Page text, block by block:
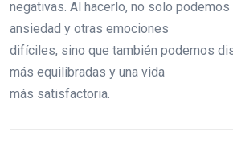
negativas. Al hacerlo, no solo
ansiedad y otras emociones
difíciles, sino que también podemos
más equilibradas y una vida
más satisfactoria.